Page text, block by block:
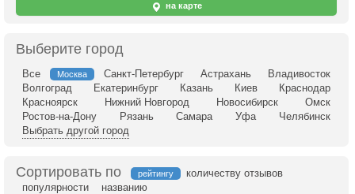
на карте
Выберите город
Все Москва Санкт-Петербург Астрахань
Владивосток
Волгоград
Екатеринбург Казань Киев
Краснодар
Красноярск
Нижний Новгород Новосибирск
Омск
Ростов-на-Дону
Рязань Самара Уфа
Челябинск
Выбрать другой город
Сортировать по рейтингу
количеству отзывов
популярности
названию